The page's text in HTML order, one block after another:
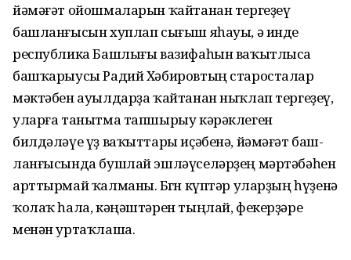
йәмәғәт ойошмаларын ҡайтанан тергеҙеү
башлан­ғы­сын хуплап сығыш яһауы, ә ин­де
республика Башлығы вазифа­һын ваҡытлыса
башҡарыусы Радий Хәбировтың старосталар
мәк­тәбен ауылдарҙа ҡайтанан ныҡлап тергеҙеү,
уларға танытма тапшырыу кәрәклеген
билдәләүе үҙ ва­ҡыттары иҫәбенә, йәмәғәт баш­
ланғысында бушлай эшләүсе­ләр­ҙең мәртәбәһен
арттырмай ҡал­маны. Бөгөн күптәр уларҙың һүҙе­нә
ҡолаҡ һала, кәңәштәрен тың­лай, фекерҙәре
менән уртаҡлаша.